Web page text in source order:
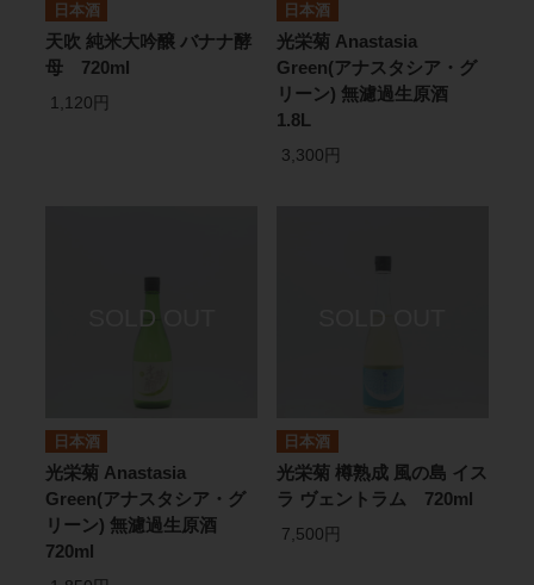
日本酒
天吹 純米大吟醸 バナナ酵
母 720ml
1,120円
日本酒
光栄菊 Anastasia
Green(アナスタシア・グ
リーン) 無濾過生原酒
1.8L
3,300円
日本酒
光栄菊 Anastasia
Green(アナスタシア・グ
リーン) 無濾過生原酒
720ml
日本酒
光栄菊 樽熟成 風の島 イス
ラ ヴェントラム 720ml
7,500円